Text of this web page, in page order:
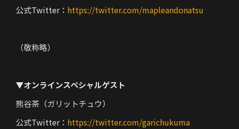
公式Twitter： https://twitter.com/mapleandonatsu
（敬称略）
▼オンラインスペシャルゲスト
熊谷茶（ガリットチュウ）
公式Twitter： https://twitter.com/garichukuma